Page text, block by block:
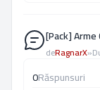
[Pack]
deRagnarX»
0Răspunsuri